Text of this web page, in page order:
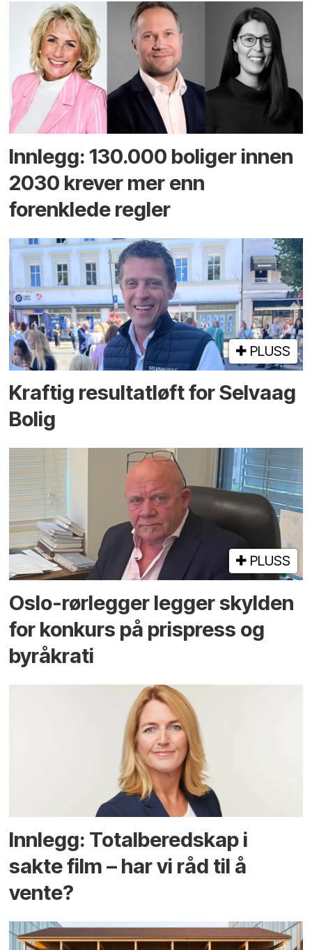
Innlegg: 130.000 boliger innen
2030 krever mer enn
forenklede regler
PLUSS
Kraftig resultatløft for Selvaag
Bolig
PLUSS
Oslo-rørlegger legger skylden
for konkurs på prispress og
byråkrati
Innlegg: Totalberedskap i
sakte film – har vi råd til å
vente?